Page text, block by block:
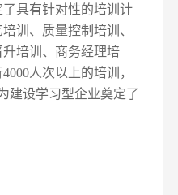
具有针对性的培训计
训、质量控制培训、
培训、商务经理培
4000人次以上的培训，
建设学习型企业奠定了